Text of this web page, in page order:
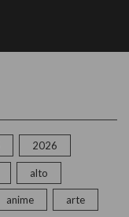
2026
alto
anime arte